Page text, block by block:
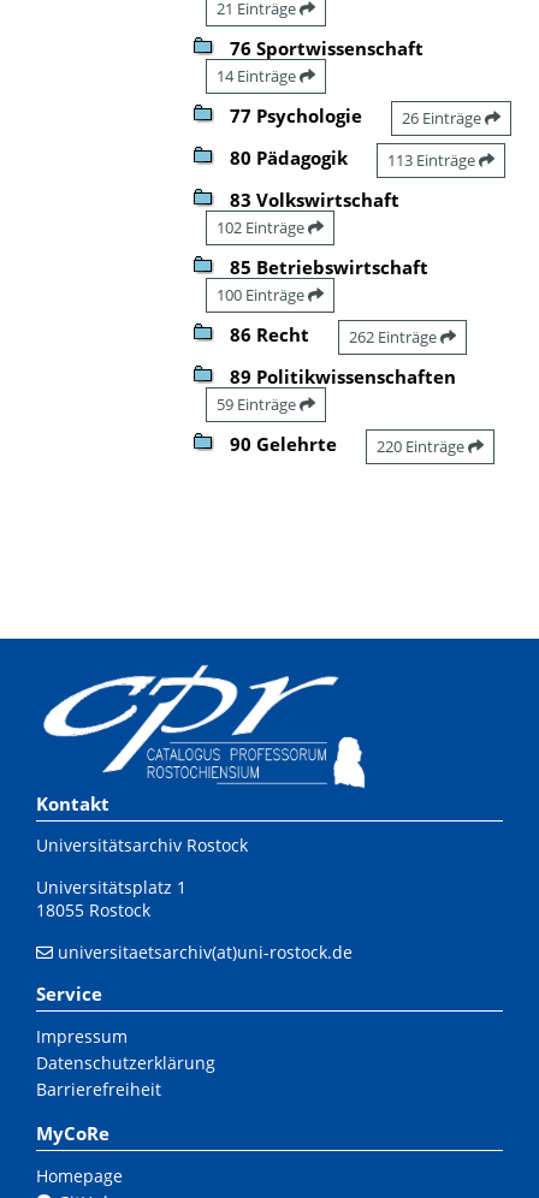
21 Einträge
76 Sportwissenschaft
14 Einträge
77 Psychologie 26 Einträge
80 Pädagogik 113 Einträge
83 Volkswirtschaft
102 Einträge
85 Betriebswirtschaft
100 Einträge
86 Recht 262 Einträge
89 Politikwissenschaften
59 Einträge
90 Gelehrte 220 Einträge
Kontakt
Universitätsarchiv Rostock
Universitätsplatz 1
18055 Rostock
universitaetsarchiv(at)uni-rostock.de
Service
Impressum
Datenschutzerklärung
Barrierefreiheit
MyCoRe
Homepage